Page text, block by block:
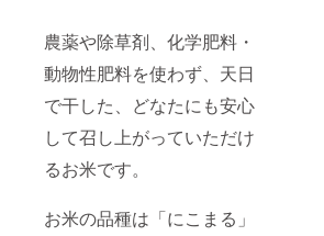
農薬や除草剤、化学肥料・
動物性肥料を使わず、天日
で干した、どなたにも安心
して召し上がっていただけ
るお米です。
お米の品種は「にこまる」